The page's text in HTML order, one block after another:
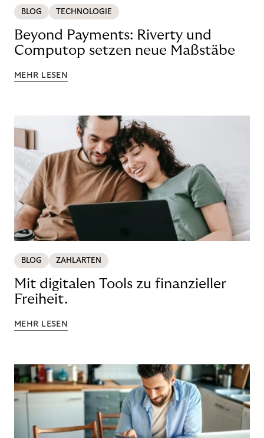
BLOG TECHNOLOGIE
Beyond Payments: Riverty und
Computop setzen neue Maßstäbe
MEHR LESEN
BLOG ZAHLARTEN
Mit digitalen Tools zu finanzieller
Freiheit.
MEHR LESEN